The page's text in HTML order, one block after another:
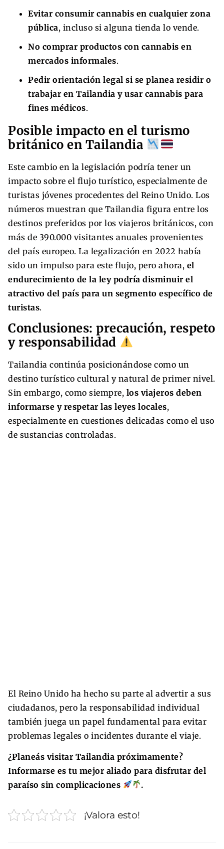
Evitar consumir cannabis en cualquier zona
pública, incluso si alguna tienda lo vende.
No comprar productos con cannabis en
mercados informales.
Pedir orientación legal si se planea residir o
trabajar en Tailandia y usar cannabis para
fines médicos.
Posible impacto en el turismo
británico en Tailandia
Este cambio en la legislación podría tener un
impacto sobre el flujo turístico, especialmente de
turistas jóvenes procedentes del Reino Unido. Los
números muestran que Tailandia figura entre los
destinos preferidos por los viajeros británicos, con
más de 390.000 visitantes anuales provenientes
del país europeo. La legalización en 2022 había
sido un impulso para este flujo, pero ahora, el
endurecimiento de la ley podría disminuir el
atractivo del país para un segmento específico de
turistas.
Conclusiones: precaución, respeto
y responsabilidad
Tailandia continúa posicionándose como un
destino turístico cultural y natural de primer nivel.
Sin embargo, como siempre, los viajeros deben
informarse y respetar las leyes locales,
especialmente en cuestiones delicadas como el uso
de sustancias controladas.
El Reino Unido ha hecho su parte al advertir a sus
ciudadanos, pero la responsabilidad individual
también juega un papel fundamental para evitar
problemas legales o incidentes durante el viaje.
¿Planeás visitar Tailandia próximamente?
Informarse es tu mejor aliado para disfrutar del
paraíso sin complicaciones
.
¡Valora esto!